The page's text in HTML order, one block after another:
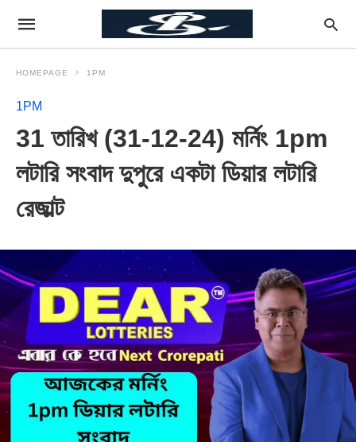
HOMEPAGE 1PM
1PM
31 তারিখ (31-12-24) মর্নিং 1pm
লটারি সংবাদ দুপুরে একটা ডিয়ার লটারি
রেজাল্ট